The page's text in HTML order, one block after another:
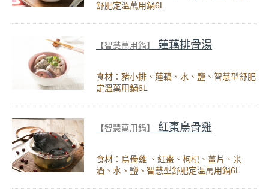
舒肥定溫萬用鍋6L
【智慧萬用鍋】 蓮藕排骨湯
食材：豬小排、蓮藕、水、鹽、智慧型舒肥
定溫萬用鍋6L
【智慧萬用鍋】 紅棗烏骨雞
食材：烏骨雞 、紅棗、枸杞、薑片、米
酒、水、鹽、智慧型舒肥定溫萬用鍋6L